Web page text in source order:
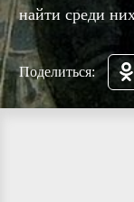
найти среди
Поделиться: